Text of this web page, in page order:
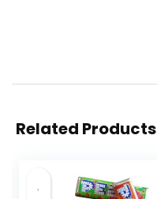
Related Products